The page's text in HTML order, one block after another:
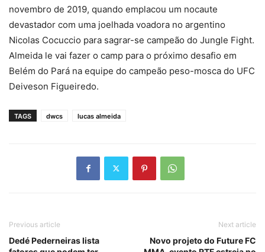
novembro de 2019, quando emplacou um nocaute
devastador com uma joelhada voadora no argentino
Nicolas Cocuccio para sagrar-se campeão do Jungle Fight.
Almeida le vai fazer o camp para o próximo desafio em
Belém do Pará na equipe do campeão peso-mosca do UFC
Deiveson Figueiredo.
TAGS dwcs lucas almeida
Previous article
Dedé Pederneiras lista
Next article
Novo projeto do Future FC